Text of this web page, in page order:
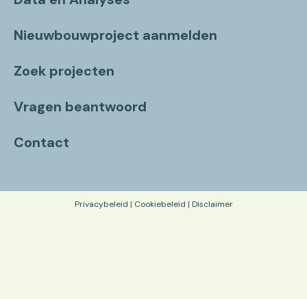
Nieuwbouwproject aanmelden
Zoek projecten
Vragen beantwoord
Contact
Privacybeleid | Cookiebeleid | Disclaimer